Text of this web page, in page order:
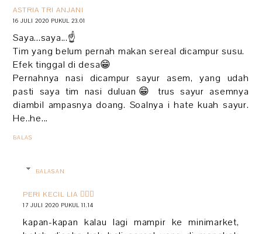
ASTRIA TRI ANJANI
16 JULI 2020 PUKUL 23.01
Saya...saya...☝
Tim yang belum pernah makan sereal dicampur susu.
Efek tinggal di desa😁
Pernahnya nasi dicampur sayur asem, yang udah
pasti saya tim nasi duluan😁 trus sayur asemnya
diambil ampasnya doang. Soalnya i hate kuah sayur.
He..he...
BALAS
BALASAN
PERI KECIL LIA 🧚🏻‍♀️
17 JULI 2020 PUKUL 11.14
kapan-kapan kalau lagi mampir ke minimarket,